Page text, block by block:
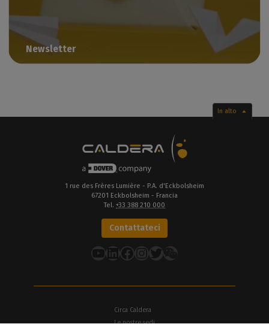
Newsletter
In alto
1 rue des Frères Lumière - P.A. d'Eckbolsheim
67201 Eckbolsheim - Francia
Tel. +33 388 210 000
Contattateci
YouTube
LinkedIn
Facebook
Instagram
Twitter
Circa Caldera